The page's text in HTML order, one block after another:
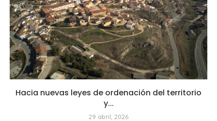
Hacia nuevas leyes de ordenación del territorio
y...
29 abril, 2026